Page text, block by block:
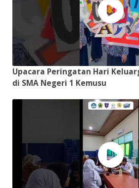
Upacara Peringatan Hari
di SMA Negeri 1 Kemusu